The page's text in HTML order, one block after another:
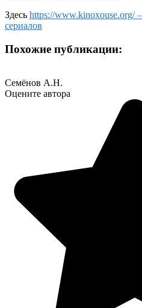
Здесь https://
сериалов
Похожие публикации:
Семёнов А.Н.
Оцените автора